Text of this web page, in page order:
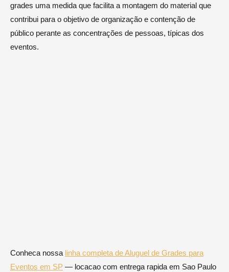
grades uma medida que facilita a montagem do material que
contribui para o objetivo de organização e contenção de
público perante as concentrações de pessoas, típicas dos
eventos.
Conheca nossa linha completa de Aluguel de Grades para
Eventos em SP — locacao com entrega rapida em Sao Paulo